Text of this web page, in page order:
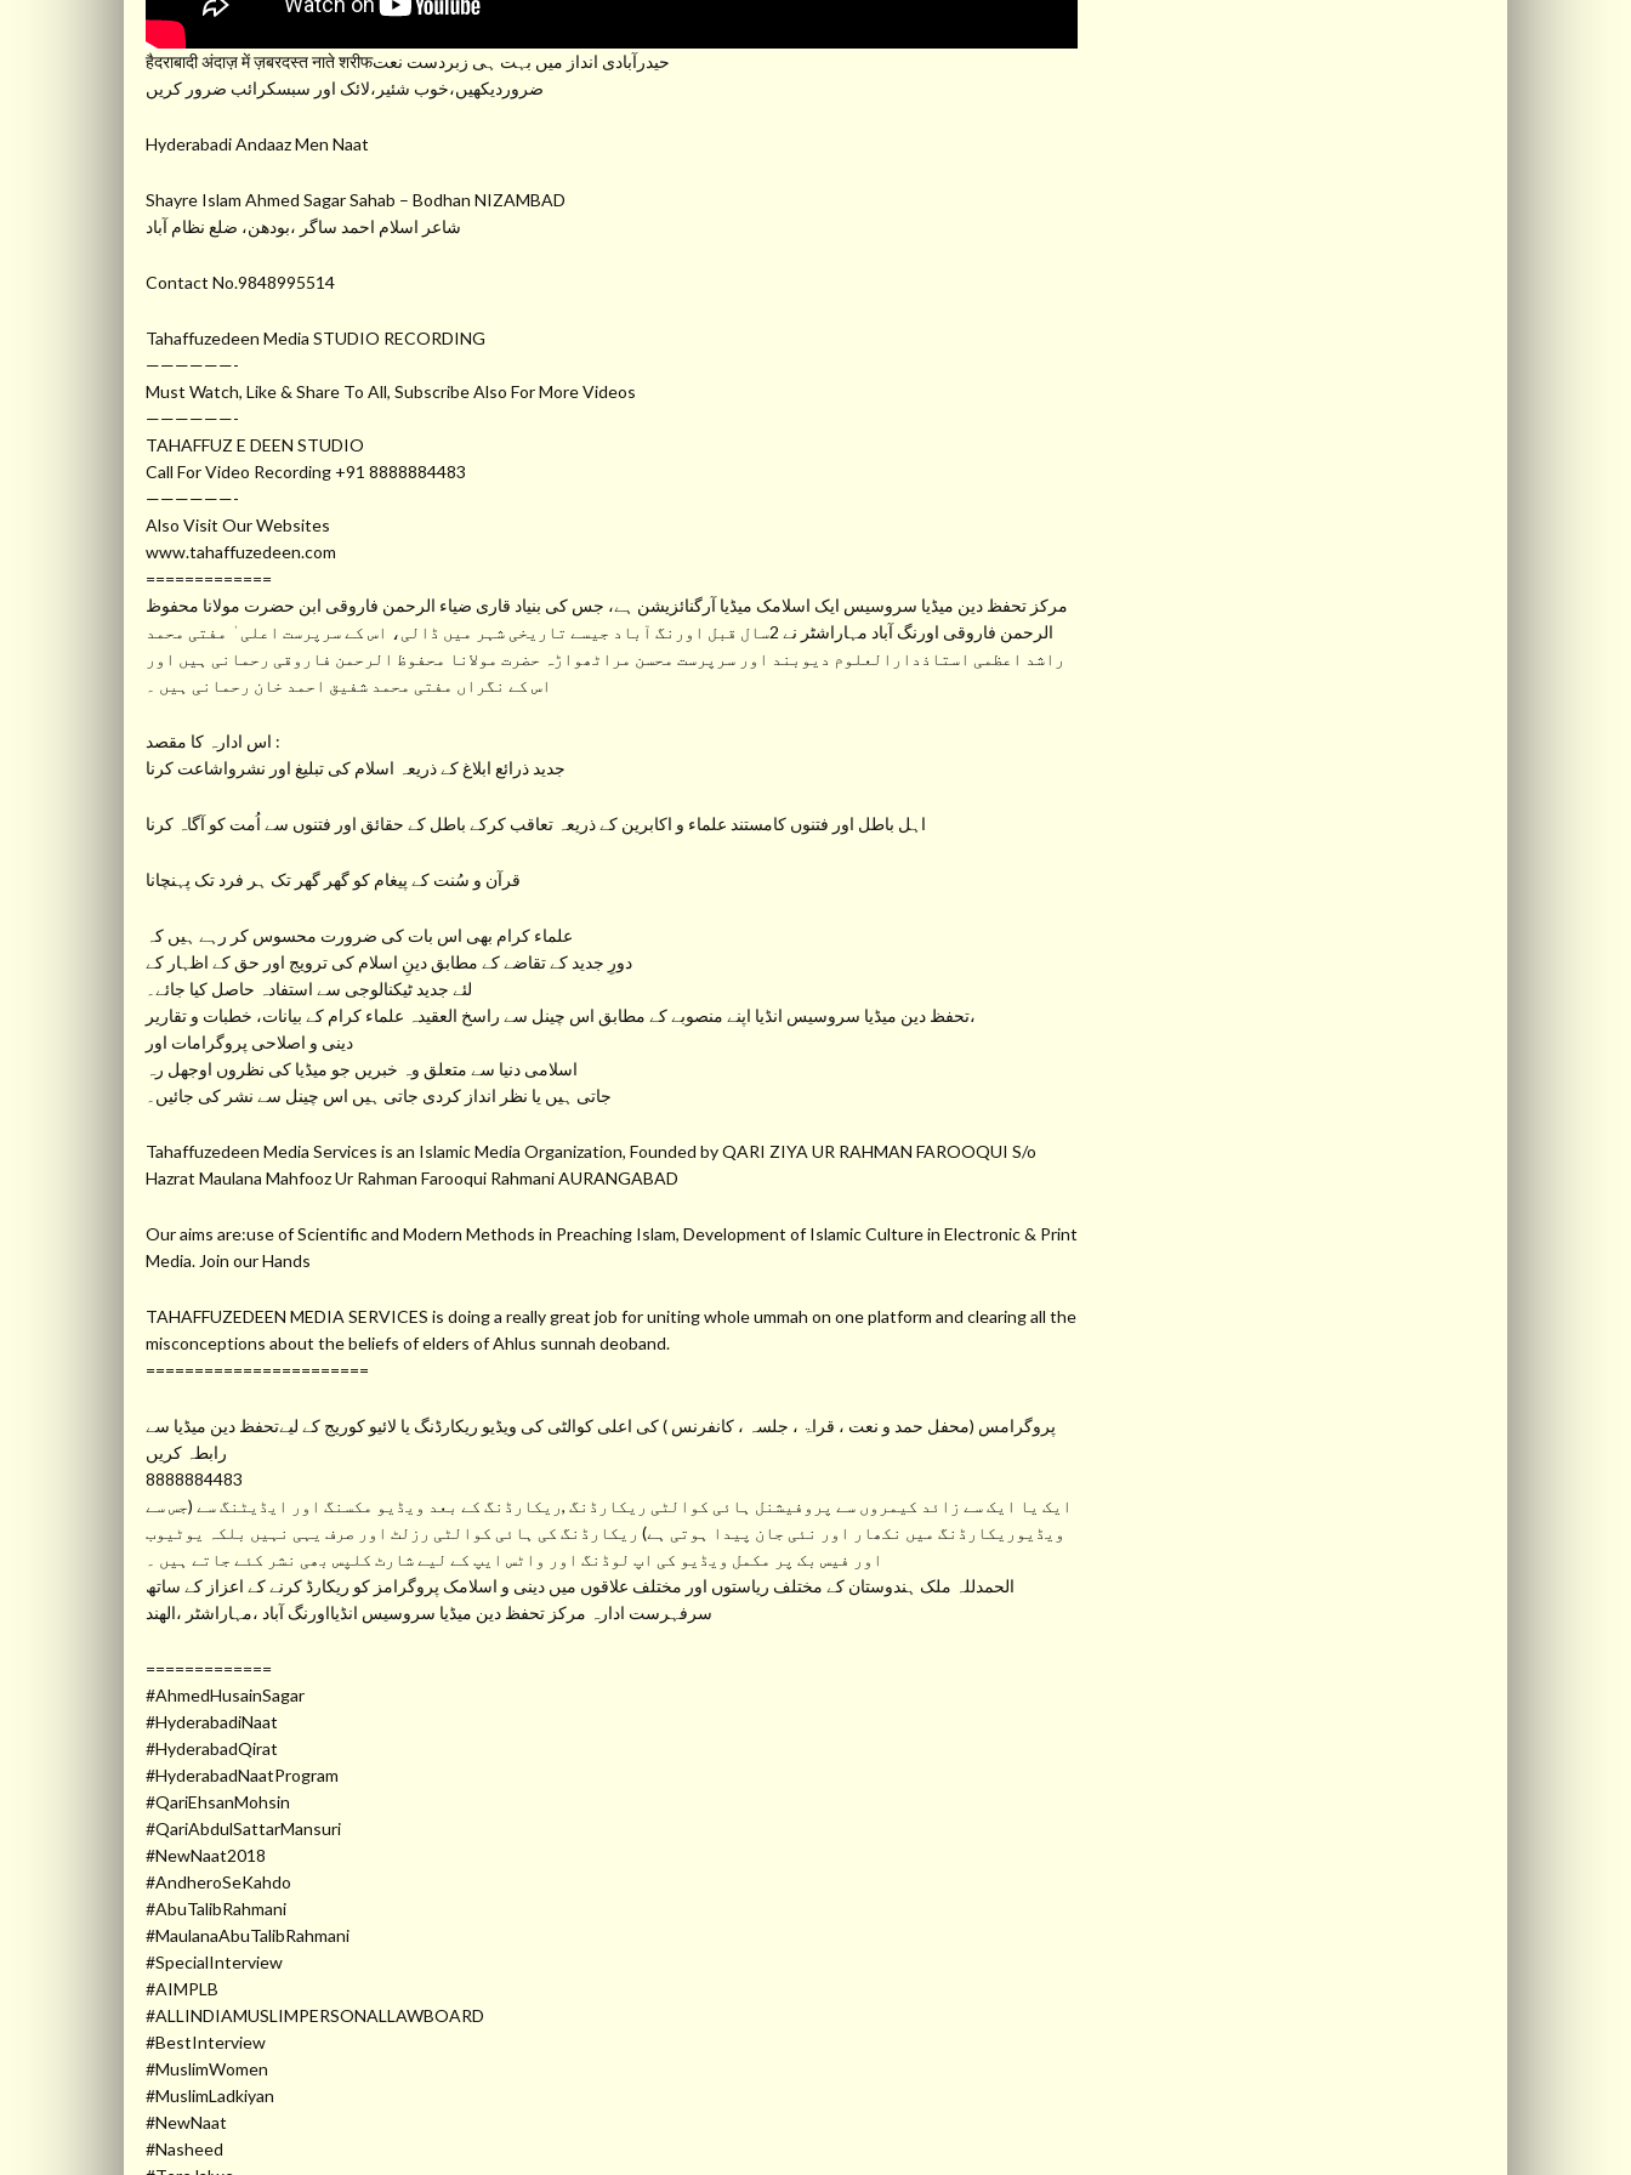
हैदराबादी अंदाज़ में ज़बरदस्त नाते शरीफحیدرآبادی انداز میں بہت ہی زبردست نعت
ضروردیکھیں،خوب شئیر،لائک اور سبسکرائب ضرور کریں
Hyderabadi Andaaz Men Naat
Shayre Islam Ahmed Sagar Sahab – Bodhan NIZAMBAD
شاعر اسلام احمد ساگر ،بودھن، ضلع نظام آباد
Contact No.9848995514
Tahaffuzedeen Media STUDIO RECORDING
——————-
Must Watch, Like & Share To All, Subscribe Also For More Videos
——————-
TAHAFFUZ E DEEN STUDIO
Call For Video Recording +91 8888884483
——————-
Also Visit Our Websites
www.tahaffuzedeen.com
=============
مرکز تحفظ دین میڈیا سروسیس ایک اسلامک میڈیا آرگنائزیشن ہے، جس کی بنیاد قاری ضیاء الرحمن فاروقی ابن حضرت مولانا محفوظ
الرحمن فاروقی اورنگ آباد مہاراشٹر نے 2سال قبل اورنگ آباد جیسے تاریخی شہر میں ڈالی، اس کے سرپرست اعلی ٰ مفتی محمد
راشد اعظمی استاذدارالعلوم دیوبند اور سرپرست محسن مراٹھواڑہ حضرت مولانا محفوظ الرحمن فاروقی رحمانی ہیں اور
اس کے نگراں مفتی محمد شفیق احمد خان رحمانی ہیں ۔
اس ادارہ کا مقصد :
جدید ذرائع ابلاغ کے ذریعہ اسلام کی تبلیغ اور نشرواشاعت کرنا
اہل باطل اور فتنوں کامستند علماء و اکابرین کے ذریعہ تعاقب کرکے باطل کے حقائق اور فتنوں سے اُمت کو آگاہ کرنا
قرآن و سُنت کے پیغام کو گھر گھر تک ہر فرد تک پہنچانا
علماء کرام بھی اس بات کی ضرورت محسوس کر رہے ہیں کہ
دورِ جدید کے تقاضے کے مطابق دینِ اسلام کی ترویج اور حق کے اظہار کے
لئے جدید ٹیکنالوجی سے استفادہ حاصل کیا جائے۔
تحفظ دین میڈیا سروسیس انڈیا اپنے منصوبے کے مطابق اس چینل سے راسخ العقیدہ علماء کرام کے بیانات، خطبات و تقاریر،
دینی و اصلاحی پروگرامات اور
اسلامی دنیا سے متعلق وہ خبریں جو میڈیا کی نظروں اوجھل رہ
جاتی ہیں یا نظر انداز کردی جاتی ہیں اس چینل سے نشر کی جائیں۔
Tahaffuzedeen Media Services is an Islamic Media Organization, Founded by QARI ZIYA UR RAHMAN FAROOQUI S/o
Hazrat Maulana Mahfooz Ur Rahman Farooqui Rahmani AURANGABAD
Our aims are:use of Scientific and Modern Methods in Preaching Islam, Development of Islamic Culture in Electronic & Print
Media. Join our Hands
TAHAFFUZEDEEN MEDIA SERVICES is doing a really great job for uniting whole ummah on one platform and clearing all the
misconceptions about the beliefs of elders of Ahlus sunnah deoband.
=======================
پروگرامس (محفل حمد و نعت ، قراۃ ، جلسہ ، کانفرنس ) کی اعلی کوالٹی کی ویڈیو ریکارڈنگ یا لائیو کوریج کے لیےتحفظ دین میڈیا سے
رابطہ کریں
8888884483
ایک یا ایک سے زائد کیمروں سے پروفیشنل ہائی کوالٹی ریکارڈنگ ,ریکارڈنگ کے بعد ویڈیو مکسنگ اور ایڈیٹنگ سے (جس سے
ویڈیوریکارڈنگ میں نکھار اور نئی جان پیدا ہوتی ہے) ریکارڈنگ کی ہائی کوالٹی رزلٹ اور صرف یہی نہیں بلکہ یوٹیوب
اور فیس بک پر مکمل ویڈیو کی اپ لوڈنگ اور واٹس ایپ کے لیے شارٹ کلپس بھی نشر کئے جاتے ہیں ۔
الحمدللہ ملک ہندوستان کے مختلف ریاستوں اور مختلف علاقوں میں دینی و اسلامک پروگرامز کو ریکارڈ کرنے کے اعزاز کے ساتھ
سرفہرست ادارہ مرکز تحفظ دین میڈیا سروسیس انڈیااورنگ آباد ،مہاراشٹر ،الھند
=============
#AhmedHusainSagar
#HyderabadiNaat
#HyderabadQirat
#HyderabadNaatProgram
#QariEhsanMohsin
#QariAbdulSattarMansuri
#NewNaat2018
#AndheroSeKahdo
#AbuTalibRahmani
#MaulanaAbuTalibRahmani
#SpecialInterview
#AIMPLB
#ALLINDIAMUSLIMPERSONALLAWBOARD
#BestInterview
#MuslimWomen
#MuslimLadkiyan
#NewNaat
#Nasheed